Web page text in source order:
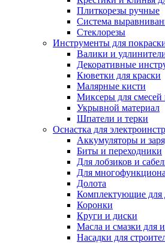
Плиткорезы ручные
Система
Стеклорезы
Инструменты для
Валики и
Декоративные
Кюветки для краски
Малярные кисти
Миксеры для смесей
Укрывной материал
Шпатели и терки
Оснастка для
Аккумуляторы и
Биты и переходники
Для лобзиков и
Для
Долота
Комплектующие для
Коронки
Круги и диски
Масла и смазки для
Насадки для